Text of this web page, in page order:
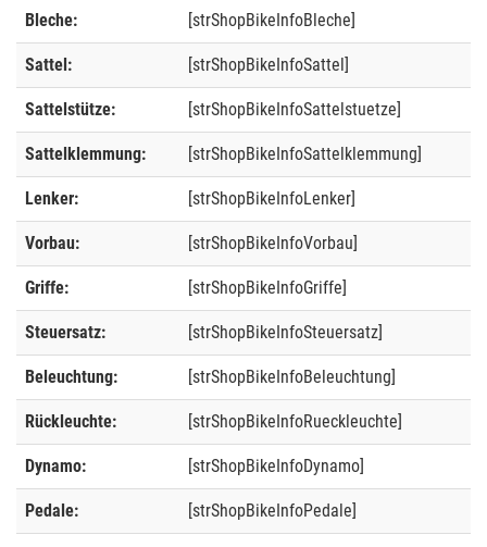
Bleche: [strShopBikeInfoBleche]
Sattel: [strShopBikeInfoSattel]
Sattelstütze: [strShopBikeInfoSattelstuetze]
Sattelklemmung: [strShopBikeInfoSattelklemmung]
Lenker: [strShopBikeInfoLenker]
Vorbau: [strShopBikeInfoVorbau]
Griffe: [strShopBikeInfoGriffe]
Steuersatz: [strShopBikeInfoSteuersatz]
Beleuchtung: [strShopBikeInfoBeleuchtung]
Rückleuchte: [strShopBikeInfoRueckleuchte]
Dynamo: [strShopBikeInfoDynamo]
Pedale: [strShopBikeInfoPedale]